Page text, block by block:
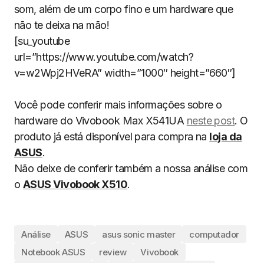
som, além de um corpo fino e um hardware que
não te deixa na mão!
[su_youtube
url=”https://www.youtube.com/watch?
v=w2Wpj2HVeRA” width=”1000″ height=”660″]
Você pode conferir mais informações sobre o
hardware do Vivobook Max X541UA neste post. O
produto já está disponível para compra na loja da
ASUS.
Não deixe de conferir também a nossa análise com
o ASUS Vivobook X510.
Análise ASUS asus sonic master
computador
Notebook ASUS
review
Vivobook